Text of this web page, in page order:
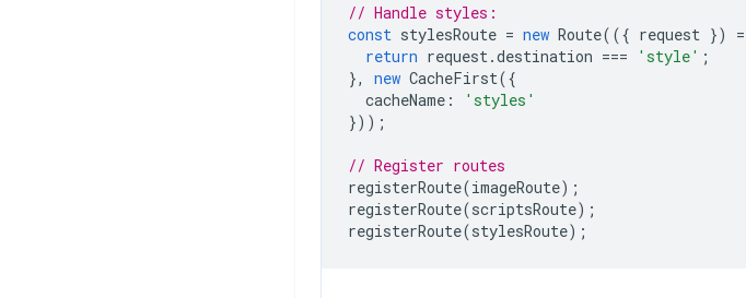
// Handle styles:
const stylesRoute = new Route(({ request }) =
return request.destination === 'style' ;
},
new CacheFirst({
cacheName :
'styles'
}));
// Register routes
registerRoute(imageRoute);
registerRoute(scriptsRoute);
registerRoute(stylesRoute);